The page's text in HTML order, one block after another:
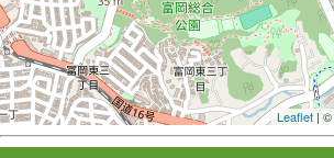
Leaflet | ©